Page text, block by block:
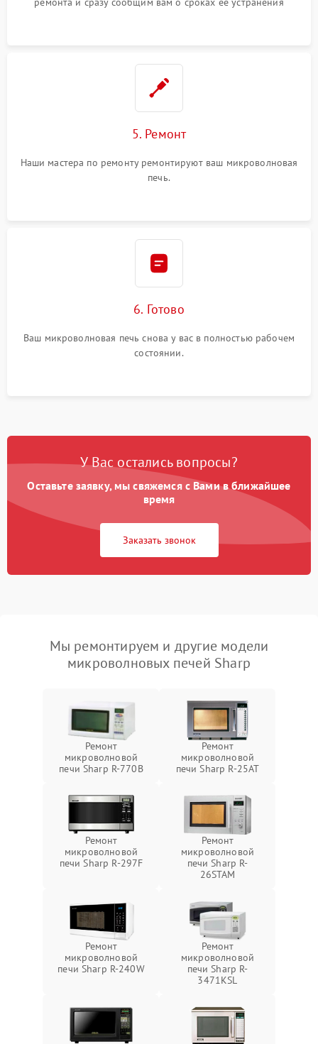
5. Ремонт
Наши мастера по ремонту ремонтируют ваш микроволновая
печь.
6. Готово
Ваш микроволновая печь снова у вас в полностью рабочем
состоянии.
У Вас остались вопросы?
Оставьте заявку, мы свяжемся с Вами в ближайшее
время
Заказать звонок
Мы ремонтируем и другие модели
микроволновых печей Sharp
Ремонт
микроволновой
печи Sharp R-770B
Ремонт
микроволновой
печи Sharp R-25AT
Ремонт
микроволновой
печи Sharp R-297F
Ремонт
микроволновой
печи Sharp R-
26STAM
Ремонт
микроволновой
печи Sharp R-240W
Ремонт
микроволновой
печи Sharp R-
3471KSL